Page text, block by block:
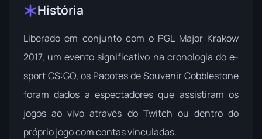
História
Liberado em conjunto com o PGL Major Krakow
2017, um evento significativo na cronologia do e-
sport CS:GO, os Pacotes de Souvenir Cobblestone
foram dados a espectadores que assistiram os
jogos ao vivo através do Twitch ou dentro do
próprio jogo com contas vinculadas.